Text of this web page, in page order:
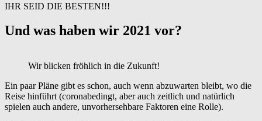
IHR SEID DIE BESTEN!!!
Und was haben wir 2021 vor?
Wir blicken fröhlich in die Zukunft!
Ein paar Pläne gibt es schon, auch wenn abzuwarten bleibt, wo die
Reise hinführt (coronabedingt, aber auch zeitlich und natürlich
spielen auch andere, unvorhersehbare Faktoren eine Rolle).